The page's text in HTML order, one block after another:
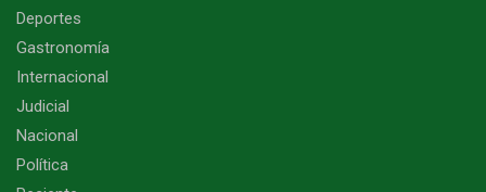
Deportes
Gastronomía
Internacional
Judicial
Nacional
Política